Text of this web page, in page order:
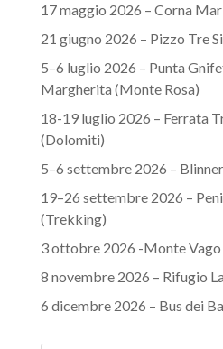
17 maggio 2026 – Corna
21 giugno 2026 – Pizzo Tre
5–6 luglio 2026 – Punta
Margherita (Monte Rosa)
18-19 luglio 2026 – Ferrata
(Dolomiti)
5–6 settembre 2026 –
19–26 settembre 2026 –
(Trekking)
3 ottobre 2026 -Monte
8 novembre 2026 – Rifugio
6 dicembre 2026 – Bus dei